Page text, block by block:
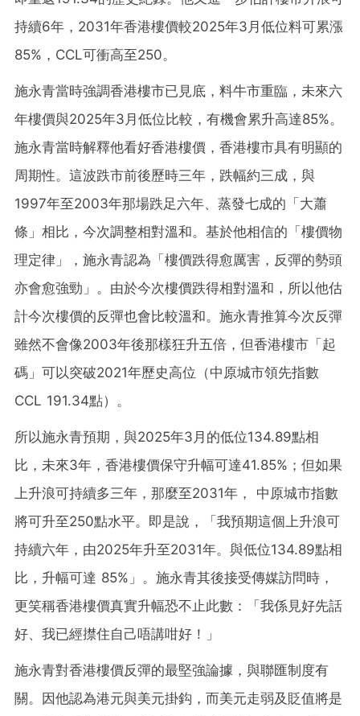
持續6年，2031年香港樓價較2025年3月低位料可累漲
85%，CCL可衝高至250。
施永青當時強調香港樓市已見底，料牛市重臨，未來六
年樓價與2025年3月低位比較，有機會累升高達85%。
施永青當時解釋他看好香港樓價，香港樓市具有明顯的
周期性。這波跌市前後歷時三年，跌幅約三成，與
1997年至2003年那場跌足六年、蒸發七成的「大蕭
條」相比，今次調整相對溫和。基於他相信的「樓價物
理定律」，施永青認為「樓價跌得愈厲害，反彈的勢頭
亦會愈強勁」。由於今次樓價跌得相對溫和，所以他估
計今次樓價的反彈也會比較溫和。施永青推算今次反彈
雖然不會像2003年後那樣狂升五倍，但香港樓市「起
碼」可以突破2021年歷史高位（中原城市領先指數
CCL 191.34點）。
所以施永青預期，與2025年3月的低位134.89點相
比，未來3年，香港樓價保守升幅可達41.85%；但如果
上升浪可持續多三年，那麼至2031年， 中原城市指數
將可升至250點水平。即是說，「我預期這個上升浪可
持續六年，由2025年升至2031年。與低位134.89點相
比，升幅可達 85%」。施永青其後接受傳媒訪問時，
更笑稱香港樓價真實升幅恐不止此數：「我係見好先話
好、我已經㩒住自己唔講咁好！」
施永青對香港樓價反彈的最堅強論據，與聯匯制度有
關。因他認為港元與美元掛鈎，而美元走弱及貶值將是